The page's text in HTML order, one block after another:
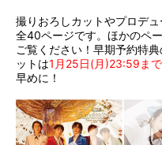
撮りおろしカットやプロデ
全40ページです。ほかのペ
ご覧ください！早期予約特
ットは1月25日(月)23:59まで
早めに！